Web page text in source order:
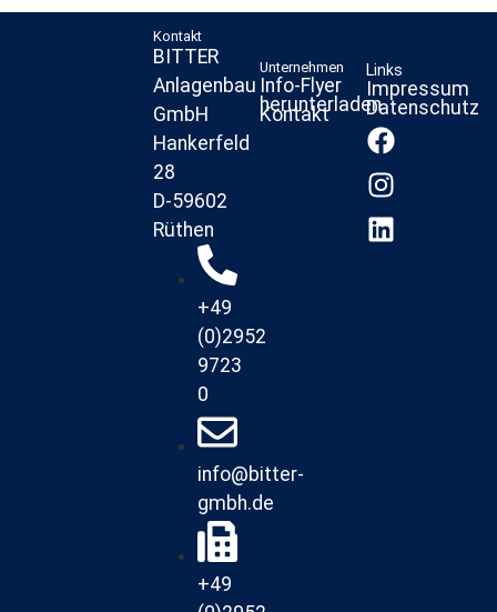
Kontakt
BITTER
Anlagenbau
GmbH
Hankerfeld
28
D-59602
Rüthen
+49
(0)2952
9723
0
info@bitter-
gmbh.de
+49
Unternehmen
Info-Flyer
herunterladen
Kontakt
Links
Impressum
Datenschutz